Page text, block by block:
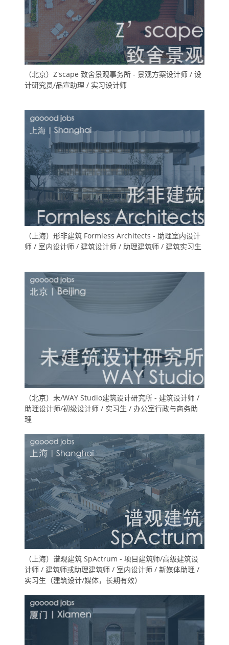
（北京）Z'scape 致舍景观事务所 - 景观方案设计师 / 设
计研究员/品宣助理 / 实习设计师
（上海）形非建筑 Formless Architects - 助理室内设计
师 / 室内设计师 / 建筑设计师 / 助理建筑师 / 建筑实习生
（北京）未/WAY Studio建筑设计研究所 - 建筑设计师 /
助理设计师/初级设计师 / 实习生 / 办公室行政与商务助
理
（上海）谱观建筑 SpActrum - 项目建筑师/高级建筑设
计师 / 建筑师或助理建筑师 / 室内设计师 / 新媒体助理 /
实习生（建筑设计/媒体，长期有效）